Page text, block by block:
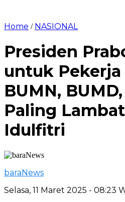
Home / NASIONAL
Presiden
untuk Pekerja
BUMN,
Paling
Idulfitri
baraNews
Selasa, 11 Maret 2025 - 08:23